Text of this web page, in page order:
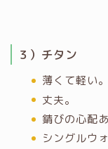
３）チタン
薄くて軽い。
丈夫。
錆びの心配あ
シングルウ